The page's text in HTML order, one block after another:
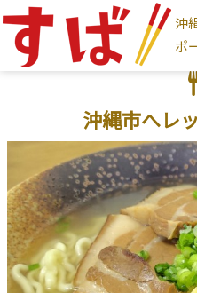
沖
ポ
フリー
沖縄そば家
地図から探す
現在地から探す
地域から探す
国頭村 大宜味村 東村 今帰仁村 本
うるま市 読谷村 嘉手納町 沖縄市
ログインはこちら
沖縄市へレ